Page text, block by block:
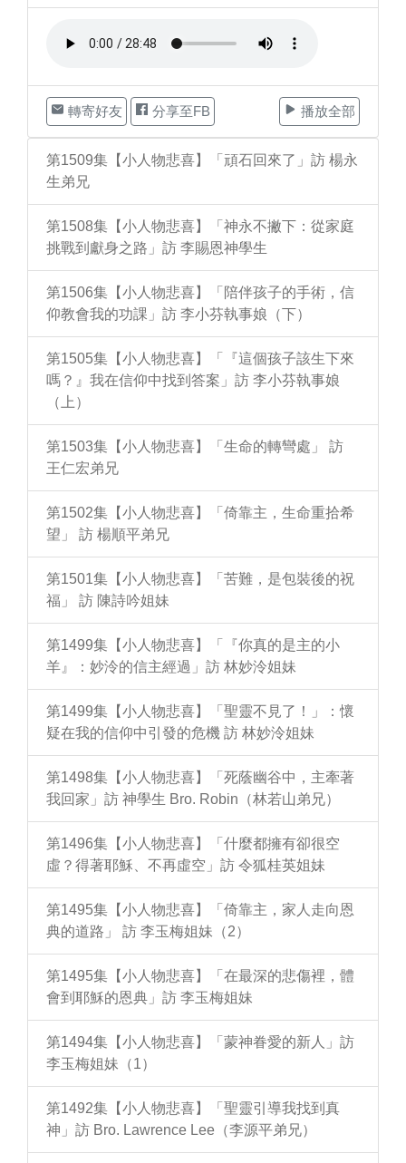
轉寄好友 分享至FB 播放全部
第1509集【小人物悲喜】「頑石回來了」訪 楊永
生弟兄
第1508集【小人物悲喜】「神永不撇下：從家庭
挑戰到獻身之路」訪 李賜恩神學生
第1506集【小人物悲喜】「陪伴孩子的手術，信
仰教會我的功課」訪 李小芬執事娘（下）
第1505集【小人物悲喜】「『這個孩子該生下來
嗎？』我在信仰中找到答案」訪 李小芬執事娘
（上）
第1503集【小人物悲喜】「生命的轉彎處」 訪
王仁宏弟兄
第1502集【小人物悲喜】「倚靠主，生命重拾希
望」 訪 楊順平弟兄
第1501集【小人物悲喜】「苦難，是包裝後的祝
福」 訪 陳詩吟姐妹
第1499集【小人物悲喜】「『你真的是主的小
羊』：妙泠的信主經過」訪 林妙泠姐妹
第1499集【小人物悲喜】「聖靈不見了！」：懷
疑在我的信仰中引發的危機 訪 林妙泠姐妹
第1498集【小人物悲喜】「死蔭幽谷中，主牽著
我回家」訪 神學生 Bro. Robin（林若山弟兄）
第1496集【小人物悲喜】「什麼都擁有卻很空
虛？得著耶穌、不再虛空」訪 令狐桂英姐妹
第1495集【小人物悲喜】「倚靠主，家人走向恩
典的道路」 訪 李玉梅姐妹（2）
第1495集【小人物悲喜】「在最深的悲傷裡，體
會到耶穌的恩典」訪 李玉梅姐妹
第1494集【小人物悲喜】「蒙神眷愛的新人」訪
李玉梅姐妹（1）
第1492集【小人物悲喜】「聖靈引導我找到真
神」訪 Bro. Lawrence Lee（李源平弟兄）